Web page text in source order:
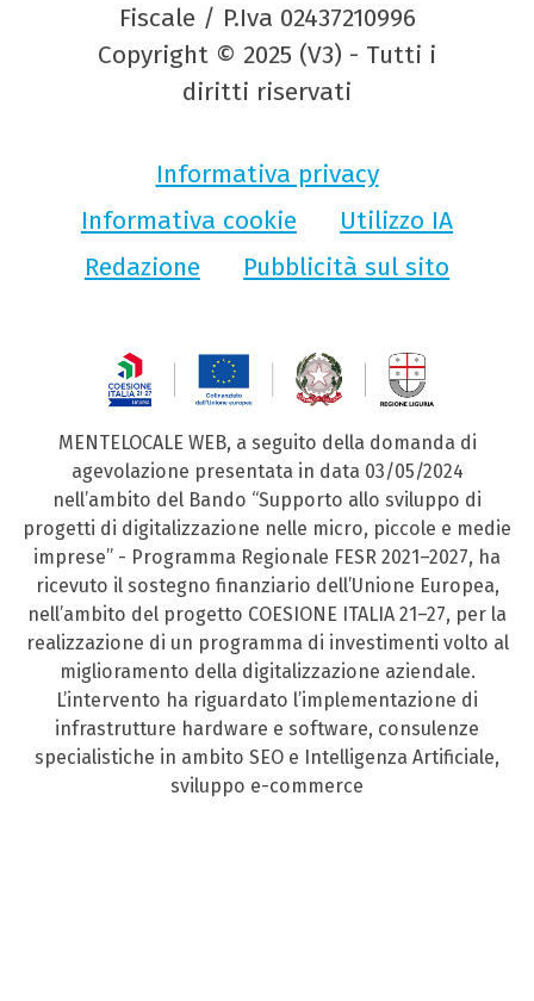
Fiscale / P.Iva 02437210996
Copyright © 2025 (V3) - Tutti i
diritti riservati
Informativa privacy
Informativa cookie
Utilizzo IA
Redazione
Pubblicità sul sito
MENTELOCALE WEB, a seguito della domanda di
agevolazione presentata in data 03/05/2024
nell’ambito del Bando “Supporto allo sviluppo di
progetti di digitalizzazione nelle micro, piccole e medie
imprese” - Programma Regionale FESR 2021–2027, ha
ricevuto il sostegno finanziario dell’Unione Europea,
nell’ambito del progetto COESIONE ITALIA 21–27, per la
realizzazione di un programma di investimenti volto al
miglioramento della digitalizzazione aziendale.
L’intervento ha riguardato l’implementazione di
infrastrutture hardware e software, consulenze
specialistiche in ambito SEO e Intelligenza Artificiale,
sviluppo e-commerce